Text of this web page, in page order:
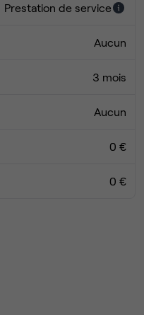
Prestation de service
Aucun
3 mois
Aucun
0 €
0 €